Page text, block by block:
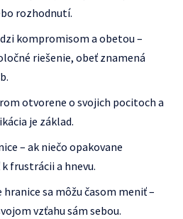
rozhodnutí.
kompromisom a obetou –
riešenie, obeť znamená
otvorene o svojich pocitoch a
je základ.
– ak niečo opakovane
frustrácii a hnevu.
sa môžu časom meniť –
vzťahu sám sebou.